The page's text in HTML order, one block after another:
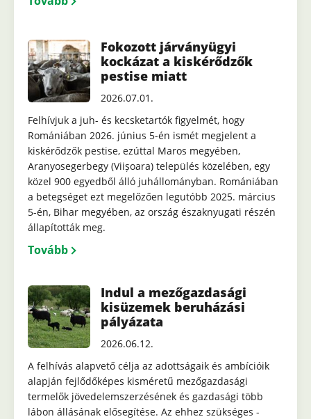
Fokozott járványügyi
kockázat a kiskérődzők
pestise miatt
2026.07.01.
Felhívjuk a juh- és kecsketartók figyelmét, hogy
Romániában 2026. június 5-én ismét megjelent a
kiskérődzők pestise, ezúttal Maros megyében,
Aranyosegerbegy (Viișoara) település közelében, egy
közel 900 egyedből álló juhállományban. Romániában
a betegséget ezt megelőzően legutóbb 2025. március
5-én, Bihar megyében, az ország északnyugati részén
állapították meg.
Tovább
Indul a mezőgazdasági
kisüzemek beruházási
pályázata
2026.06.12.
A felhívás alapvető célja az adottságaik és ambícióik
alapján fejlődőképes kisméretű mezőgazdasági
termelők jövedelemszerzésének és gazdasági több
lábon állásának elősegítése. Az ehhez szükséges -